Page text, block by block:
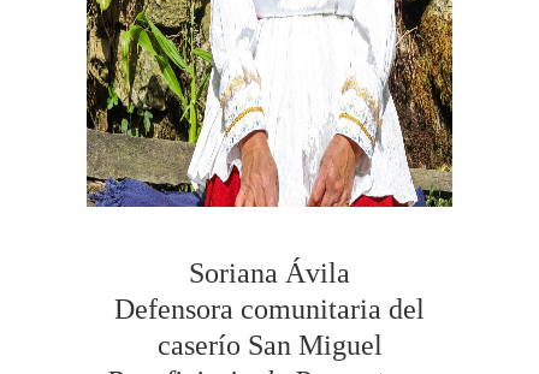
Soriana Ávila
Defensora comunitaria del
caserío San Miguel